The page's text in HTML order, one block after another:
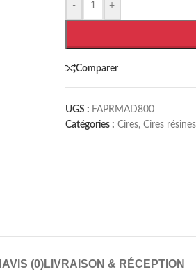
- +
Comparer
UGS : FAPRMAD800
Catégories : Cires, Cires résines
AVIS (0)LIVRAISON & RÉCEPTION